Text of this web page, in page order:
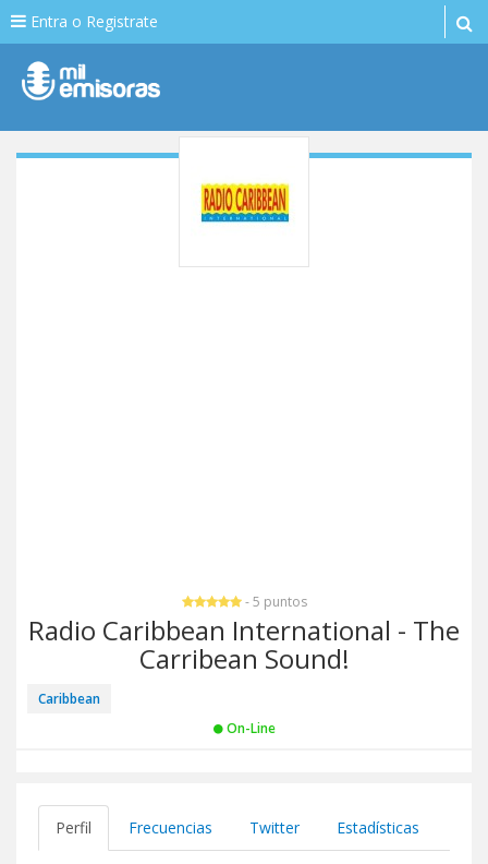
Entra o Registrate
- 5 puntos
Radio Caribbean International - The
Carribean Sound!
Caribbean
On-Line
Perfil Frecuencias Twitter Estadísticas